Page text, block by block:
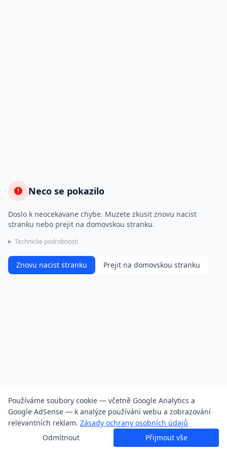
Neco se pokazilo
Doslo k neocekavane chybe. Muzete zkusit znovu nacist
stranku nebo prejit na domovskou stranku.
Technicke podrobnosti
Znovu nacist stranku Prejit na domovskou stranku
Používáme soubory cookie — včetně Google Analytics a
Google AdSense — k analýze používání webu a zobrazování
relevantních reklam. Zásady ochrany osobních údajů
Odmítnout
Přijmout vše